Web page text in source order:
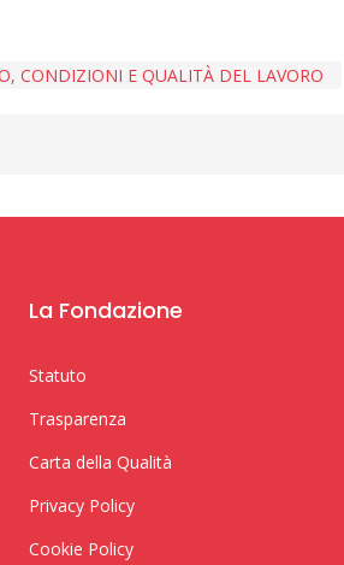
CONDIZIONI E QUALITÀ DEL LAVORO
La Fondazione
Statuto
Trasparenza
Carta della Qualità
Privacy Policy
Cookie Policy